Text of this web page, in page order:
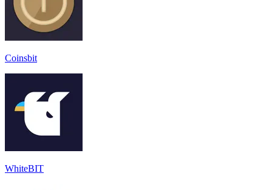
Coinsbit
WhiteBIT